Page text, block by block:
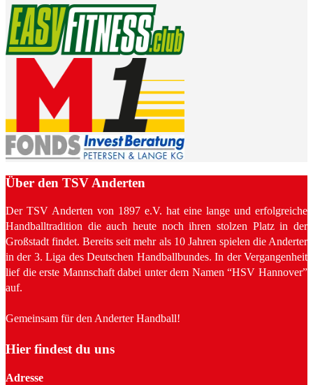
Über den TSV Anderten
Der TSV Anderten von 1897 e.V. hat eine lange und erfolgreiche
Handballtradition die auch heute noch ihren stolzen Platz in der
Großstadt findet. Bereits seit mehr als 10 Jahren spielen die Anderter
in der 3. Liga des Deutschen Handballbundes. In der Vergangenheit
lief die erste Mannschaft dabei unter dem Namen “HSV Hannover”
auf.
Gemeinsam für den Anderter Handball!
Hier findest du uns
Adresse